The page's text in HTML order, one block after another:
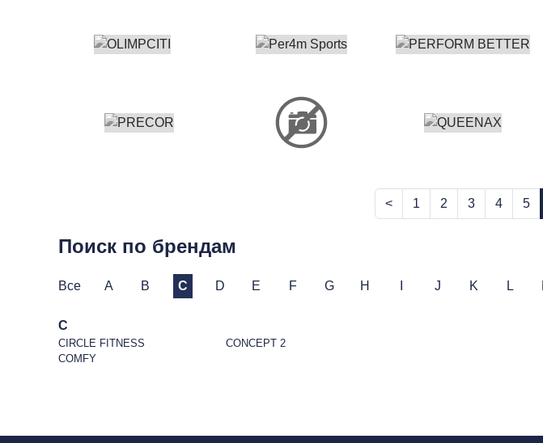
< 1 2 3 4 5
Поиск по брендам
Все A B C D E F G H J K L
C
CIRCLE FITNESS
COMFY
CONCEPT 2